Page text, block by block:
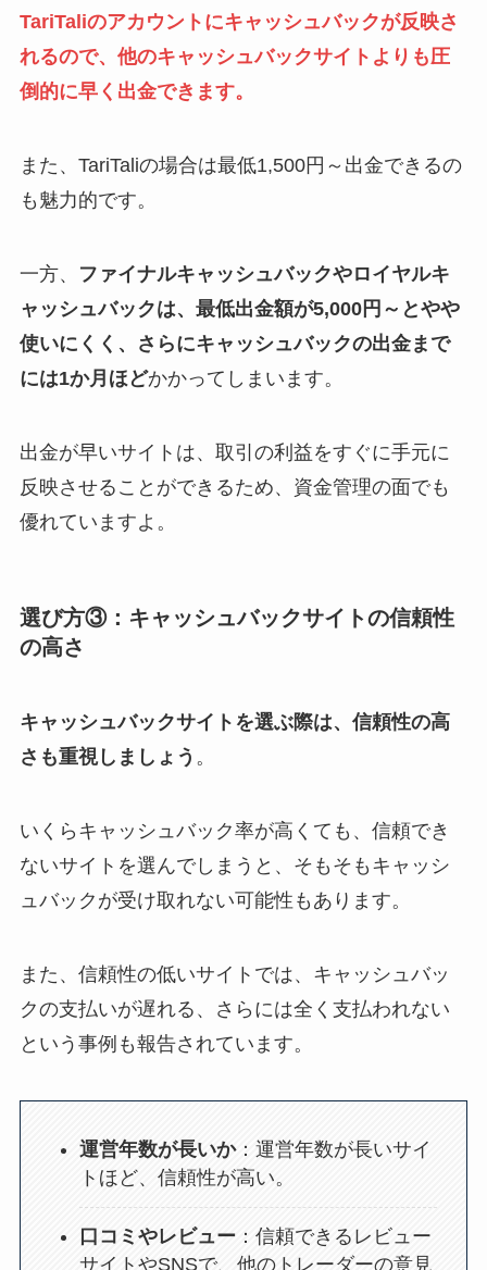
TariTaliのアカウントにキャッシュバックが反映さ
れるので、他のキャッシュバックサイトよりも圧
倒的に早く出金できます。
また、 TariTaliの場合は最低1,500円～出金できるの
も魅力的です。
一方、
ファイナルキャッシュバックやロイヤルキ
ャッシュバックは、最低出金額が5,000円～とやや
使いにくく、さらにキャッシュバックの出金まで
には1か月ほどかかってしまいます。
出金が早いサイトは、取引の利益をすぐに手元に
反映させることができるため、資金管理の面でも
優れていますよ。
選び方③：キャッシュバックサイトの信頼性
の高さ
キャッシュバックサイトを選ぶ際は、信頼性の高
さも重視しましょう 。
いくらキャッシュバック率が高くても、信頼でき
ないサイトを選んでしまうと、そもそもキャッシ
ュバックが受け取れない可能性もあります。
また、信頼性の低いサイトでは、キャッシュバッ
クの支払いが遅れる、さらには全く支払われない
という事例も報告されています。
運営年数が長いか：運営年数が長いサイ
トほど、信頼性が高い。
口コミやレビュー：信頼できるレビュー
サイトやSNSで、他のトレーダーの意見